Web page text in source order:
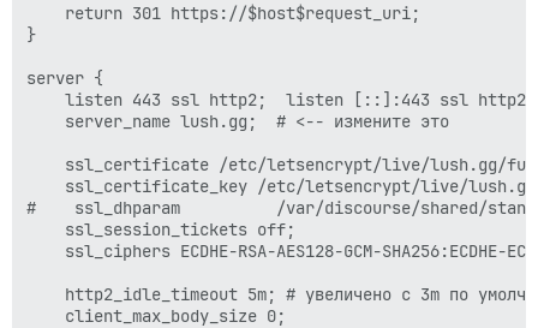
    return 301 https://$host$request_uri;
}
server {
    listen 443 ssl http2;  listen [::]:443 ssl http2;
    server_name lush.gg;  # <-- измените это
ssl_certificate /etc/letsencrypt/live/lush.gg/
ssl_certificate_key /etc/letsencrypt/live/
#    ssl_dhparam          /var/discourse/shared/
    ssl_session_tickets off;
ssl_ciphers ECDHE-RSA-AES128-GCM-SHA256:ECDHE-
http2_idle_timeout 5m; # увеличено с 3m по
    client_max_body_size 0;